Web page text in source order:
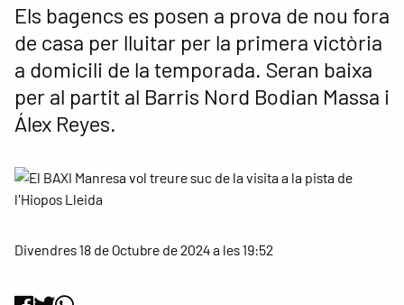
Els bagencs es posen a prova de nou fora
de casa per lluitar per la primera victòria
a domicili de la temporada. Seran baixa
per al partit al Barris Nord Bodian Massa i
Álex Reyes.
Divendres 18 de Octubre de 2024 a les 19:52